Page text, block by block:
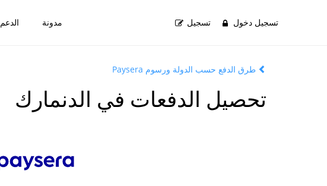
الدعم مدونة تسجيل تسجيل دخول
طرق الدفع حسب الدولة ورسوم Paysera
تحصيل الدفعات في الدنمارك